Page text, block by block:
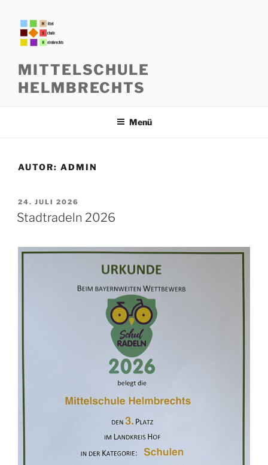
Inhalt
springen
MITTELSCHULE
HELMBRECHTS
Menü
AUTOR: ADMIN
VERÖFFENTLICHT
AM
24. JULI 2026
Stadtradeln 2026